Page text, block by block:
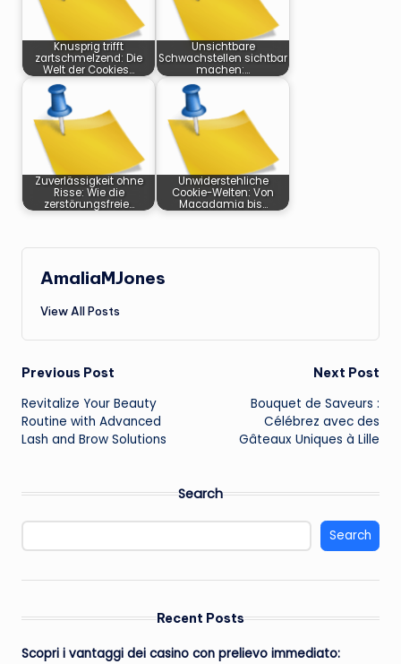
Knusprig trifft
zartschmelzend: Die
Welt der Cookies…
Unsichtbare
Schwachstellen sichtbar
machen:…
Zuverlässigkeit ohne
Risse: Wie die
zerstörungsfreie…
Unwiderstehliche
Cookie-Welten: Von
Macadamia bis…
AmaliaMJones
View All Posts
Post
navigation
Previous Post
Revitalize Your Beauty
Routine with Advanced
Lash and Brow Solutions
Next Post
Bouquet de Saveurs :
Célébrez avec des
Gâteaux Uniques à Lille
Search
Search
Recent Posts
Scopri i vantaggi dei casino con prelievo immediato: